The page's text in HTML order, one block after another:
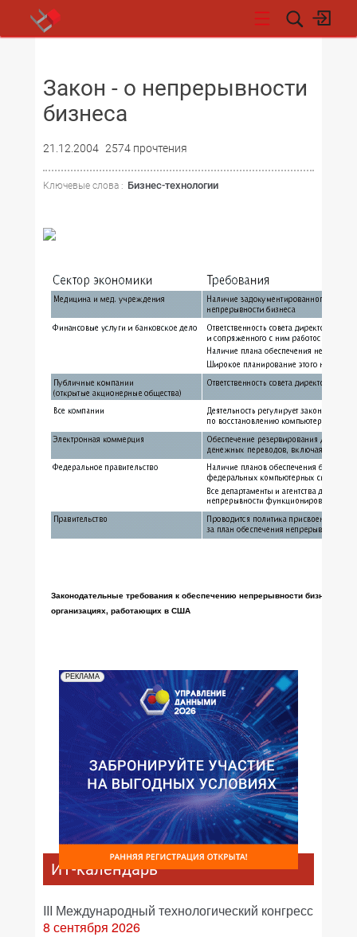
Закон - о непрерывности
бизнеса
21.12.2004 2574 прочтения
Ключевые слова : Бизнес-технологии
Законодательные требования к обеспечению непрерывности бизнеса и
организациях, работающих в США
РЕКЛАМА
ИТ-календарь
III Международный технологический конгресс
8 сентября 2026